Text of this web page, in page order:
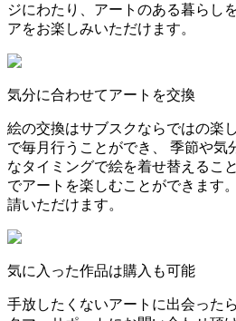
ジにわたり、アートのある暮らし
アをお楽しみいただけます。
気分に合わせてアートを交換
絵の交換はサブスクならではの楽
で毎月行うことができ、 季節や気
なタイミングで絵を着せ替えるこ
でアートを楽しむことができます
請いただけます。
気に入った作品は購入も可能
手放したくないアートに出会った